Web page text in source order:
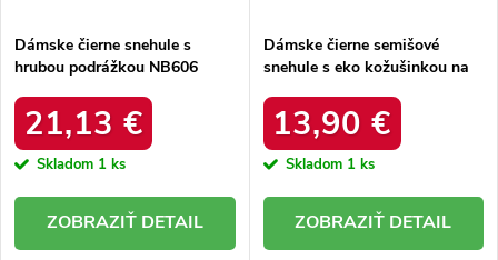
Dámske čierne snehule s
hrubou podrážkou NB606
21,13 €
Skladom 1 ks
DETAIL
Dámske čierne semišové
snehule s eko kožušinkou na
BLACK
13,90 €
Skladom 1 ks
DETAIL